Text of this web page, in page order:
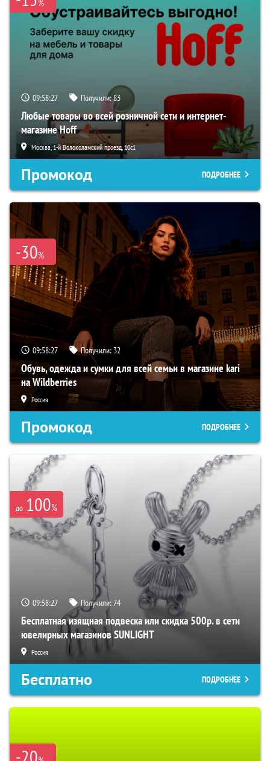
%
09:58:26 Получили:83
Любые товары во всей розничной сети и интернет-
магазине Hoff
Москва, 1-й Волоколамский проезд, 10с1
Промокод ПОДРОБНЕЕ
-30%
09:58:26 Получили: 32
Обувь, одежда и сумки для всей семьи в магазине kari
на Wildberries
Россия
Промокод ПОДРОБНЕЕ
до 100%
09:58:26 Получили:74
Бесплатная изящная подвеска или скидка 500р. в сети
ювелирных магазинов SUNLIGHT
Россия
Бесплатно ПОДРОБНЕЕ